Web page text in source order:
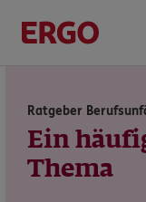
Versicherungen &
Ratgeber
Ein
Thema